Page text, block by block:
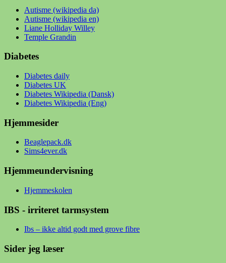
Autisme (wikipedia da)
Autisme (wikipedia en)
Liane Holliday Willey
Temple Grandin
Diabetes
Diabetes daily
Diabetes UK
Diabetes Wikipedia (Dansk)
Diabetes Wikipedia (Eng)
Hjemmesider
Beaglepack.dk
Sims4ever.dk
Hjemmeundervisning
Hjemmeskolen
IBS - irriteret tarmsystem
Ibs – ikke altid godt med grove fibre
Sider jeg læser